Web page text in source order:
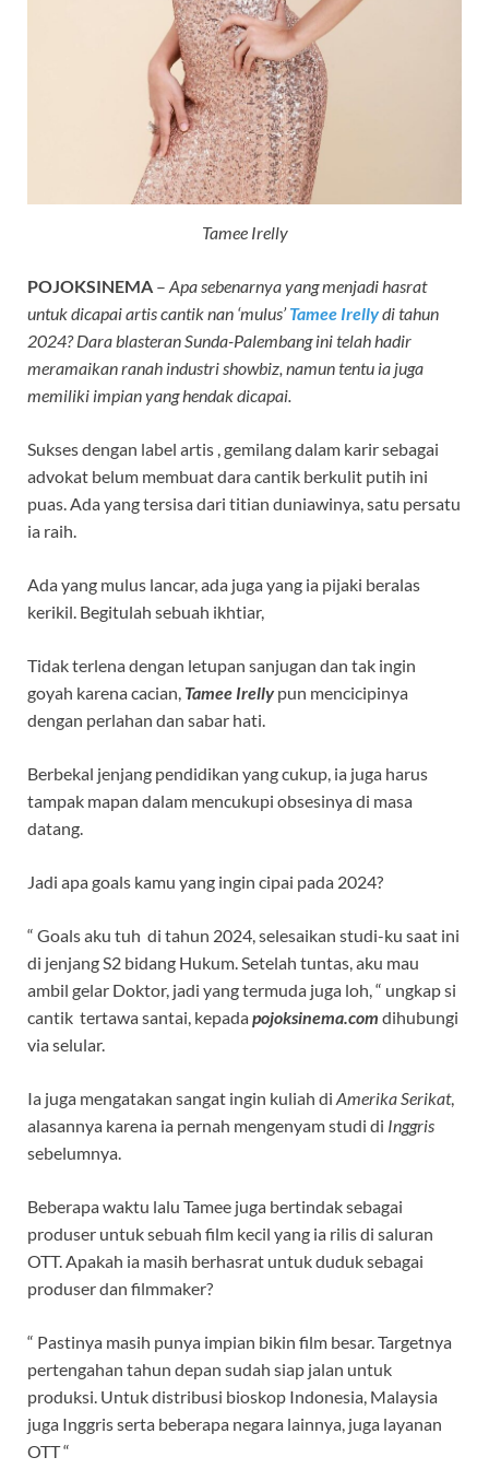
Tamee Irelly
POJOKSINEMA – Apa sebenarnya yang menjadi hasrat
untuk dicapai artis cantik nan ‘mulus’Tamee Irellydi tahun
2024? Dara blasteran Sunda-Palembang ini telah hadir
meramaikan ranah industri showbiz, namun tentu ia juga
memiliki impian yang hendak dicapai.
Sukses dengan label artis , gemilang dalam karir sebagai
advokat belum membuat dara cantik berkulit putih ini
puas. Ada yang tersisa dari titian duniawinya, satu persatu
ia raih.
Ada yang mulus lancar, ada juga yang ia pijaki beralas
kerikil. Begitulah sebuah ikhtiar,
Tidak terlena dengan letupan sanjugan dan tak ingin
goyah karena cacian, Tamee Irellypun mencicipinya
dengan perlahan dan sabar hati.
Berbekal jenjang pendidikan yang cukup, ia juga harus
tampak mapan dalam mencukupi obsesinya di masa
datang.
Jadi apa goals kamu yang ingin cipai pada 2024?
“ Goals aku tuh di tahun 2024, selesaikan studi-ku saat ini
di jenjang S2 bidang Hukum. Setelah tuntas, aku mau
ambil gelar Doktor, jadi yang termuda juga loh, “ ungkap si
cantik tertawa santai, kepadapojoksinema.com dihubungi
via selular.
Ia juga mengatakan sangat ingin kuliah di Amerika Serikat,
alasannya karena ia pernah mengenyam studi di Inggris
sebelumnya.
Beberapa waktu lalu Tamee juga bertindak sebagai
produser untuk sebuah film kecil yang ia rilis di saluran
OTT. Apakah ia masih berhasrat untuk duduk sebagai
produser dan filmmaker?
“ Pastinya masih punya impian bikin film besar. Targetnya
pertengahan tahun depan sudah siap jalan untuk
produksi. Untuk distribusi bioskop Indonesia, Malaysia
juga Inggris serta beberapa negara lainnya, juga layanan
OTT “